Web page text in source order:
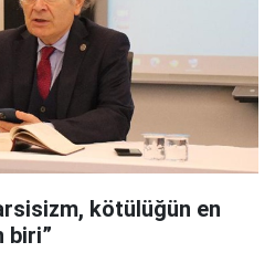
kötülüğün en
biri”